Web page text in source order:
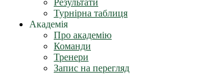
Результати
Турнірна таблиця
Академія
Про академію
Команди
Тренери
Запис на перегляд